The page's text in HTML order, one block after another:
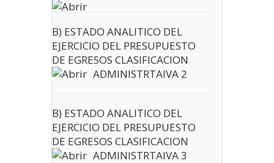
B) ESTADO ANALITICO DEL
EJERCICIO DEL PRESUPUESTO
DE EGRESOS CLASIFICACION
ADMINISTRTAIVA 2
B) ESTADO ANALITICO DEL
EJERCICIO DEL PRESUPUESTO
DE EGRESOS CLASIFICACION
ADMINISTRTAIVA 3